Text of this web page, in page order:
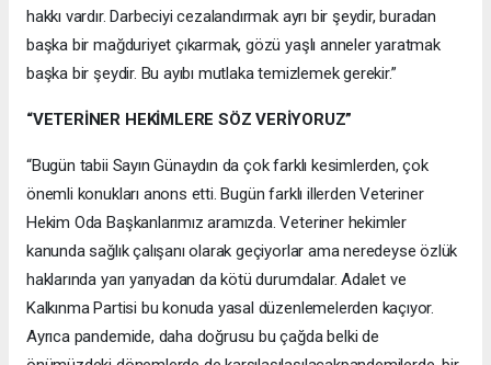
hakkı vardır. Darbeciyi cezalandırmak ayrı bir şeydir, buradan
başka bir mağduriyet çıkarmak, gözü yaşlı anneler yaratmak
başka bir şeydir. Bu ayıbı mutlaka temizlemek gerekir.”
“VETERİNER HEKİMLERE SÖZ VERİYORUZ”
“Bugün tabii Sayın Günaydın da çok farklı kesimlerden, çok
önemli konukları anons etti. Bugün farklı illerden Veteriner
Hekim Oda Başkanlarımız aramızda. Veteriner hekimler
kanunda sağlık çalışanı olarak geçiyorlar ama neredeyse özlük
haklarında yarı yarıyadan da kötü durumdalar. Adalet ve
Kalkınma Partisi bu konuda yasal düzenlemelerden kaçıyor.
Ayrıca pandemide, daha doğrusu bu çağda belki de